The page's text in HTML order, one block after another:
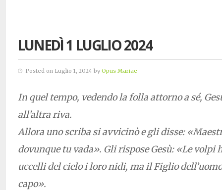
LUNEDÌ 1 LUGLIO 2024
Posted on Luglio 1, 2024 by Opus Mariae
In quel tempo, vedendo la folla attorno a sé,
all’altra riva.
Allora uno scriba si avvicinò e gli disse:
dovunque tu vada». Gli rispose Gesù: «Le volpi
uccelli del cielo i loro nidi, ma il Figlio
capo».